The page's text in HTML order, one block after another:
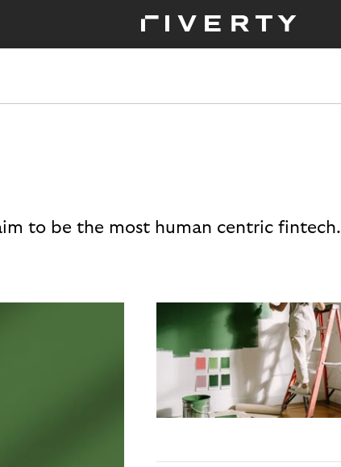
to be the most human centric fintech.